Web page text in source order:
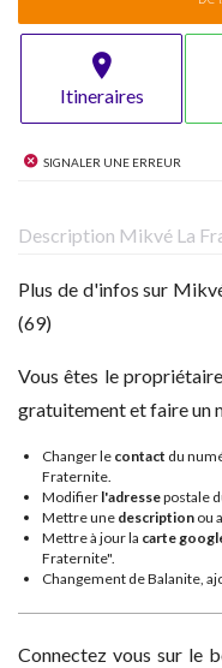
Itineraires
Signaler une erreur
Description Mikvé La
Plus de d'infos sur
(69)
Vous êtes le
gratuitement et faire un
Changer le contact du
Fraternite.
Modifier l'adressepostale
Mettre une description ou
Mettre à jour la carte
Fraternite".
Changement de Balanite,
Connectez vous sur le